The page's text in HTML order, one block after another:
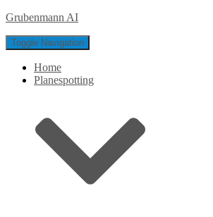
Grubenmann AI
Toggle Navigation
Home
Planespotting